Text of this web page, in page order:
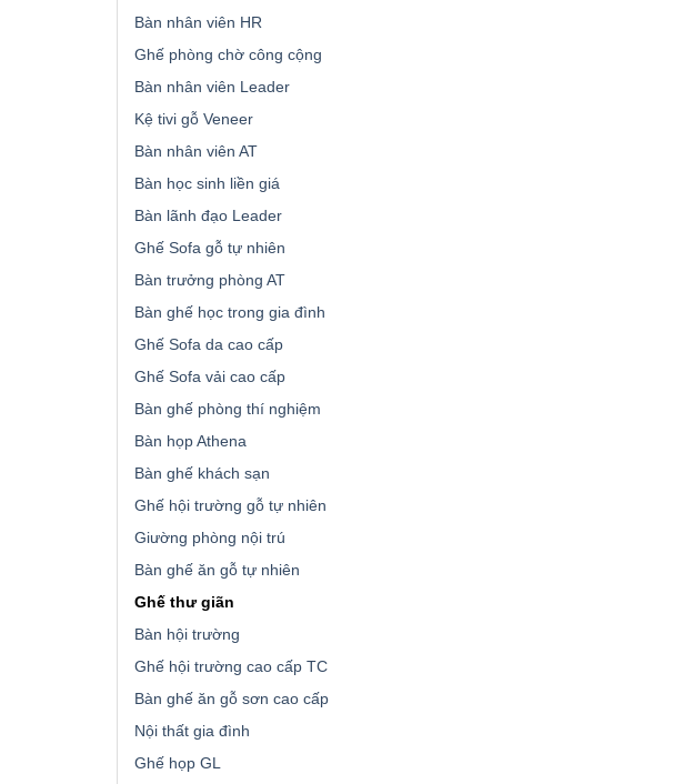
Bàn nhân viên HR
Ghế phòng chờ công cộng
Bàn nhân viên Leader
Kệ tivi gỗ Veneer
Bàn nhân viên AT
Bàn học sinh liền giá
Bàn lãnh đạo Leader
Ghế Sofa gỗ tự nhiên
Bàn trưởng phòng AT
Bàn ghế học trong gia đình
Ghế Sofa da cao cấp
Ghế Sofa vải cao cấp
Bàn ghế phòng thí nghiệm
Bàn họp Athena
Bàn ghế khách sạn
Ghế hội trường gỗ tự nhiên
Giường phòng nội trú
Bàn ghế ăn gỗ tự nhiên
Ghế thư giãn
Bàn hội trường
Ghế hội trường cao cấp TC
Bàn ghế ăn gỗ sơn cao cấp
Nội thất gia đình
Ghế họp GL